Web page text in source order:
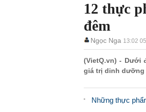
12 thực
đêm
Ngọc Nga 13:02
(VietQ.vn) - Dưới
giá trị dinh dưỡng
Những thực